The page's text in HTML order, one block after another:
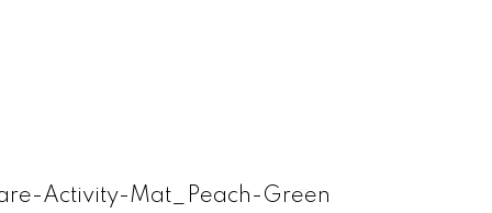
Activity-Mat_Peach-Green